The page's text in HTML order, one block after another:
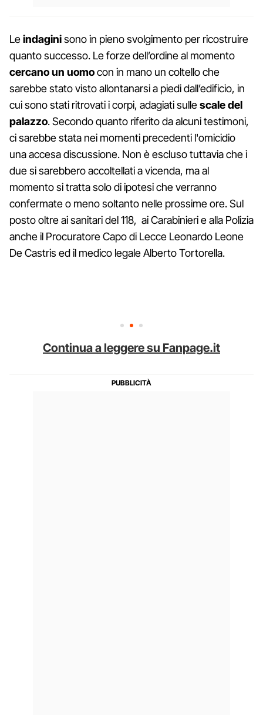
Leindaginisono in pieno svolgimento per ricostruire
quanto successo. Le forze dell’ordine al momento
cercano un uomocon in mano un coltello che
sarebbe stato visto allontanarsi a piedi dall’edificio, in
cui sono stati ritrovati i corpi, adagiati sullescale del
palazzo. Secondo quanto riferito da alcuni testimoni,
ci sarebbe stata nei momenti precedenti l'omicidio
una accesa discussione. Non è escluso tuttavia che i
due si sarebbero accoltellati a vicenda, ma al
momento si tratta solo di ipotesi che verranno
confermate o meno soltanto nelle prossime ore. Sul
posto oltre ai sanitari del 118, ai Carabinieri e alla Polizia
anche il Procuratore Capo di Lecce Leonardo Leone
De Castris ed il medico legale Alberto Tortorella.
Continua a leggere su Fanpage.it